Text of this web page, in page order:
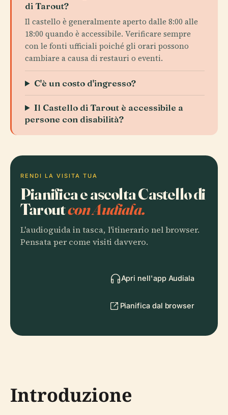
di Tarout?
Il castello è generalmente aperto dalle 8:00 alle
18:00 quando è accessibile. Verificare sempre
con le fonti ufficiali poiché gli orari possono
cambiare a causa di restauri o eventi.
C'è un costo d'ingresso?
Il Castello di Tarout è accessibile a
persone con disabilità?
RENDI LA VISITA TUA
Pianifica e ascolta Castello di
Taroutcon Audiala.
L'audioguida in tasca, l'itinerario nel browser.
Pensata per come visiti davvero.
Apri nell'app Audiala
Pianifica dal browser
Introduzione